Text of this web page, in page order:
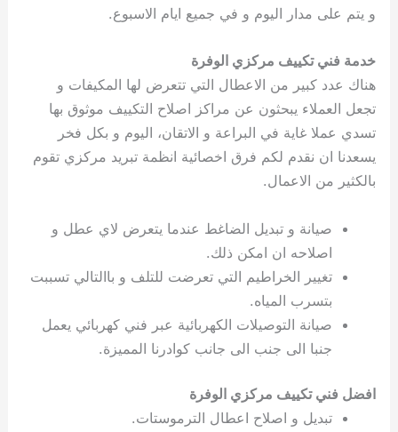
و يتم على مدار اليوم و في جميع ايام الاسبوع.
خدمة فني تكييف مركزي الوفرة
هناك عدد كبير من الاعطال التي تتعرض لها المكيفات و
تجعل العملاء يبحثون عن مراكز اصلاح التكييف موثوق بها
تسدي عملا غاية في البراعة و الاتقان، اليوم و بكل فخر
يسعدنا ان نقدم لكم فرق اخصائية انظمة تبريد مركزي تقوم
بالكثير من الاعمال.
صيانة و تبديل الضاغط عندما يتعرض لاي عطل و
اصلاحه ان امكن ذلك.
تغيير الخراطيم التي تعرضت للتلف و باالتالي تسببت
بتسرب المياه.
صيانة التوصيلات الكهربائية عبر فني كهربائي يعمل
جنبا الى جنب الى جانب كوادرنا المميزة.
افضل فني تكييف مركزي الوفرة
تبديل و اصلاح اعطال الترموستات.